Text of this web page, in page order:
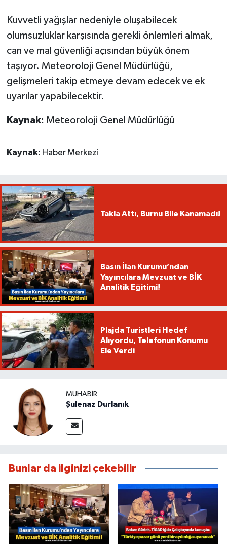
Kuvvetli yağışlar nedeniyle oluşabilecek
olumsuzluklar karşısında gerekli önlemleri almak,
can ve mal güvenliği açısından büyük önem
taşıyor. Meteoroloji Genel Müdürlüğü,
gelişmeleri takip etmeye devam edecek ve ek
uyarılar yapabilecektir.
Kaynak: Meteoroloji Genel Müdürlüğü
Kaynak: Haber Merkezi
Takla Attı, Burnu Bile Kanamadı!
Basın İlan Kurumu’ndan
Yayıncılara Mevzuat ve BİK
Analitik Eğitimi!
Plajda Turistleri Hedef
Alıyordu, Telefonun Konumu
Ele Verdi
MUHABIR
Şulenaz Durlanık
Bunlar da ilginizi çekebilir